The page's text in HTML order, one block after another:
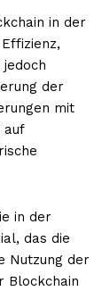
in der
der
mit
auf
in der
das die
Nutzung der
Blockchain